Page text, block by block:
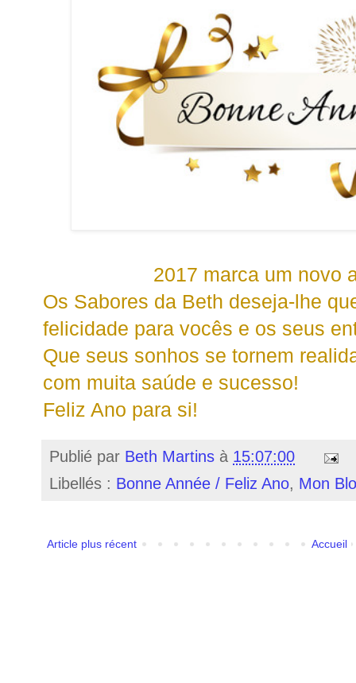
2017 marca um novo
Os Sabores da Beth deseja-lhe
felicidade para vocês e os seus
Que seus sonhos se tornem
com muita saúde e sucesso!
Feliz Ano para si!
Publié par Beth Martins à 15:07:00
Libellés : Bonne Année / Feliz Ano, Mon
Article plus récent Accueil